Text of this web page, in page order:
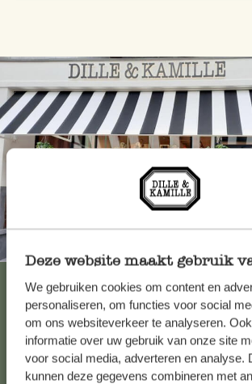
Deze website maakt gebruik
We gebruiken cookies om content en
personaliseren, om functies voor social
om ons websiteverkeer te analyseren.
informatie over uw gebruik van onze site
voor social media, adverteren en analyse.
kunnen deze gegevens combineren met
Kundenservice/